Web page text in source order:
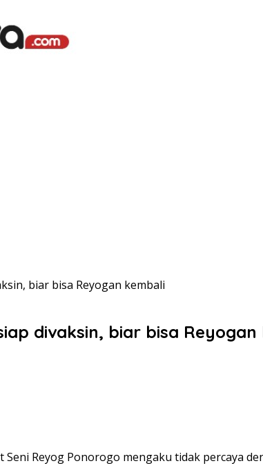
biar bisa Reyogan kembali
divaksin, biar bisa Reyogan
Reyog Ponorogo mengaku tidak percaya